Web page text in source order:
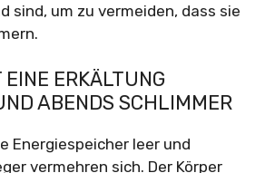
sind, um zu vermeiden, dass sie
ERKÄLTUNG
ABENDS SCHLIMMER
Energiespeicher leer und
vermehren sich. Der Körper